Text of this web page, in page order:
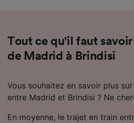
Tout ce qu'il faut
de Madrid à Brindisi
Vous souhaitez en savoir plus
entre Madrid et Brindisi ? Ne
En moyenne, le trajet en train